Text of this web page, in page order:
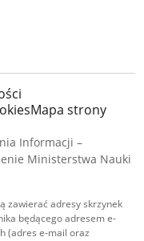
Mapa strony
Informacji –
Ministerstwa Nauki
zawierać adresy skrzynek
będącego adresem e-
(adres e-mail oraz